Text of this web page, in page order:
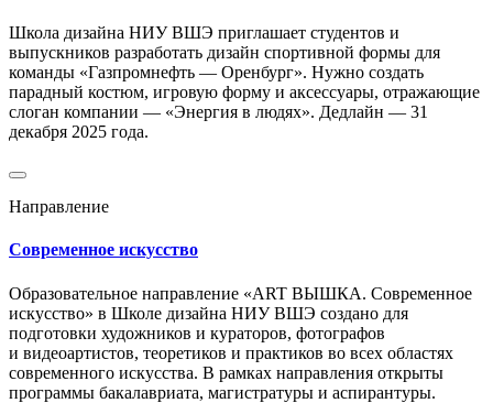
Школа дизайна НИУ ВШЭ приглашает студентов и
выпускников разработать дизайн спортивной формы для
команды «Газпромнефть — Оренбург». Нужно создать
парадный костюм, игровую форму и аксессуары, отражающие
слоган компании — «Энергия в людях». Дедлайн — 31
декабря 2025 года.
Направление
Современное искусство
Образовательное направление «ART ВЫШКА. Современное
искусство» в Школе дизайна НИУ ВШЭ создано для
подготовки художников и кураторов, фотографов
и видеоартистов, теоретиков и практиков во всех областях
современного искусства. В рамках направления открыты
программы бакалавриата, магистратуры и аспирантуры.